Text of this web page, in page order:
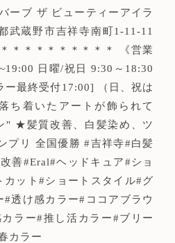
ブ ザ ビューティーアイラ
武蔵野市吉祥寺南町1-11-11
＊＊＊＊＊＊＊＊＊ 《営業
日曜/祝日 9:30～18:30
ー最終受付17:00] （日、祝は
ち着いたアートが飾られて
" ★髪質改善、白髪染め、ツ
プリ 全国優勝 #吉祥寺#白髪
善#Eral#ヘッドキュア#ショ
カット#ショートスタイル#グ
#透け感カラー#ココアブラウ
ラー#推し活カラー#ブリー
カラー